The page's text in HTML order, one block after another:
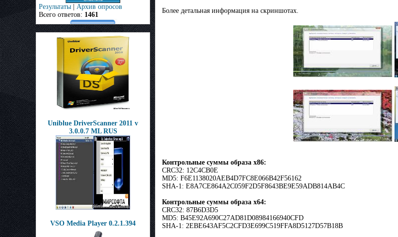
Результаты | Архив опросов
Всего ответов: 1461
Uniblue DriverScanner 2011 v
3.0.0.7 ML RUS
VSO Media Player 0.2.1.394
Более детальная информация на скриншотах.
Контрольные суммы образа х86:
CRC32: 12C4CB0E
MD5: F6E1138020AEB4D7FC8E066B42F56162
SHA-1: E8A7CE864A2C059F2D5F8643BE9E59ADB814AB4C
Контрольные суммы образа х64:
CRC32: 87B6D3D5
MD5: B45E92A690C27AD81D08984166940CFD
SHA-1: 2EBE643AF5C2CFD3E699C519FFA8D5127D57B18B